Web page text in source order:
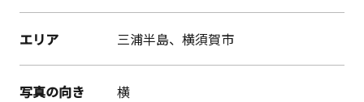
エリア 三浦半島、横須賀市
写真の向き 横